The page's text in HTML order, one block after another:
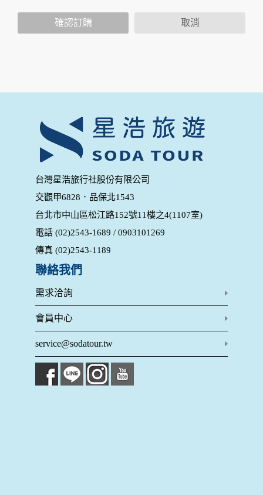
您個人在本網站上的聊天室或討論區中任意公開個人資料的行
個人的資料，其範圍如下：
您所提供的姓名、電子郵件地址、聯絡方式及使用時間等。
於一般瀏覽時，伺服器會自行記錄相關行徑，包括您使用連線
設備的 IP 位址、使用時間、使用的瀏覽器、瀏覽及點選資料記
錄等，做為我們增進網站服務的參考依據，此記錄為內部應
用，決不對外公布。
為提供精確的服務，我們會將收集的問卷調查內容進行統計與
分析，分析結果之統計數據或說明文字呈現，除供內部研究
外，我們會視需要公佈統計數據及說明文字，但不涉及特定個
人之資料。
除非取得您的同意或其他法令之特別規定，本網站絕不會將您
的個人資料揭露予第三人或使用於蒐集目的以外之其他用途。
在您於本網站註冊帳號、使用本網站相關產品、服務、活動或
贈獎時，本網站會收集您的個人識別資料，本網站也可以從商
業夥伴處取得個人資料。
身份證字號、電子郵件、出生日期、性別、行業等相關資料，
當您註冊成功，並登入使用我們的服務後，我們即取得您的資
料。註冊時，本網站取得您的姓名、電話、住址、身份證字
成功，並登入使用我們的服務後，本網站即取得您的資料。
其他除了上述，會保留您在上網瀏覽或查詢時，伺服器自行產
生的相關記錄，包括您使用連線設備的 IP 位址、使用時間、使
用的瀏覽器、瀏覽及點選資料紀錄等。本網站會對個別連線者
的瀏覽器予以標示，歸納使用者瀏覽器在本網站內部所瀏覽的
確認訂購 取消
台灣星浩旅行社股份有限公司
交觀甲6828．品保北1543
台北市中山區松江路152號11樓之4(1107室)
電話 (02)2543-1689 / 0903101269
傳真 (02)2543-1189
聯絡我們
需求洽詢
會員中心
service@sodatour.tw